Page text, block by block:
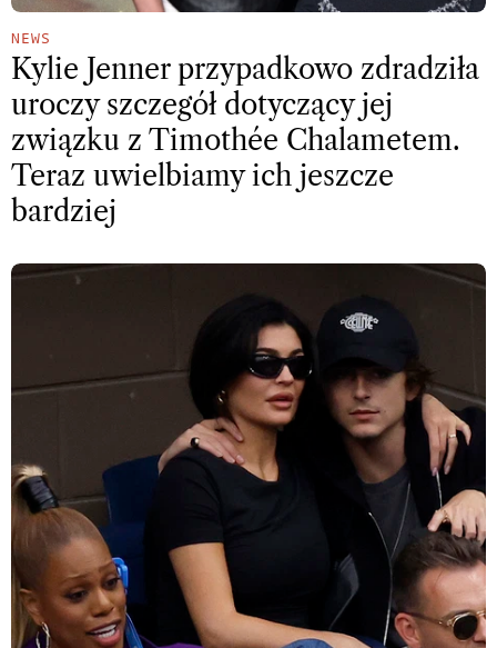
NEWS
Kylie Jenner przypadkowo zdradziła
uroczy szczegół dotyczący jej
związku z Timothée Chalametem.
Teraz uwielbiamy ich jeszcze
bardziej